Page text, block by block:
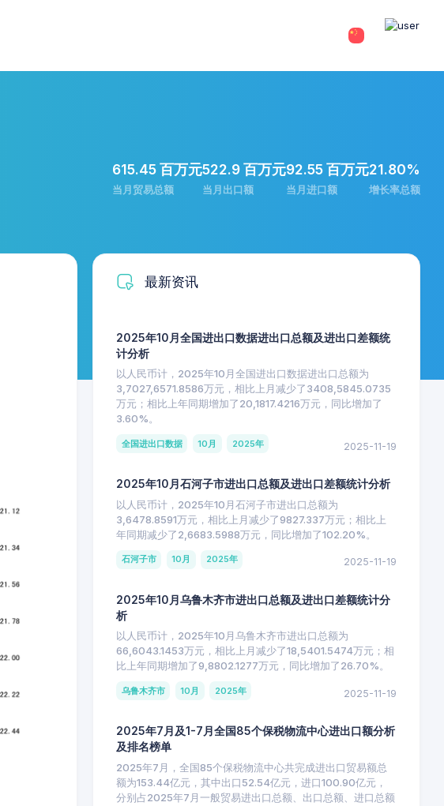
615.45 百万元
当月贸易总额
522.9 百万元
当月出口额
92.55 百万元
当月进口额
21.80%
增长率总额
最新资讯
2025年10月全国进出口数据进出口总额及进出口差额统
计分析
以人民币计，2025年10月全国进出口数据进出口总额为
3,7027,6571.8586万元，相比上月减少了3408,5845.0735
万元；相比上年同期增加了20,1817.4216万元，同比增加了
3.60%。
全国进出口数据 10月 2025年 2025-11-19
2025年10月石河子市进出口总额及进出口差额统计分析
以人民币计，2025年10月石河子市进出口总额为
3,6478.8591万元，相比上月减少了9827.337万元；相比上
年同期减少了2,6683.5988万元，同比增加了102.20%。
石河子市 10月 2025年 2025-11-19
2025年10月乌鲁木齐市进出口总额及进出口差额统计分
析
以人民币计，2025年10月乌鲁木齐市进出口总额为
66,6043.1453万元，相比上月减少了18,5401.5474万元；相
比上年同期增加了9,8802.1277万元，同比增加了26.70%。
乌鲁木齐市 10月 2025年 2025-11-19
2025年7月及1-7月全国85个保税物流中心进出口额分析
及排名榜单
2025年7月，全国85个保税物流中心共完成进出口贸易额总
额为153.44亿元，其中出口52.54亿元，进口100.90亿元，
分别占2025年7月一般贸易进出口总额、出口总额、进口总额